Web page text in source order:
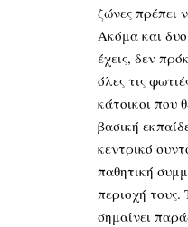
ζώνες πρέπει
Ακόμα και
έχεις, δεν
όλες τις
κάτοικοι που
βασική
κεντρικό
παθητική
περιοχή τους.
σημαίνει